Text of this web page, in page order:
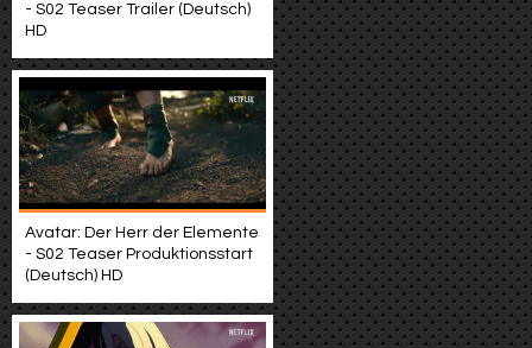
- S02 Teaser Trailer (Deutsch)
HD
Avatar: Der Herr der Elemente
- S02 Teaser Produktionsstart
(Deutsch) HD